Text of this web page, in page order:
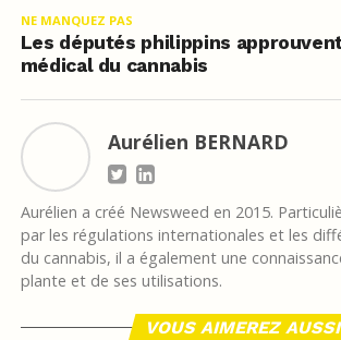
NE MANQUEZ PAS
Les députés philippins
médical du cannabis
Aurélien BERNARD
Aurélien a créé Newsweed en 2015.
par les régulations internationales et les
du cannabis, il a également une
plante et de ses utilisations.
VOUS AIMEREZ AUSSI